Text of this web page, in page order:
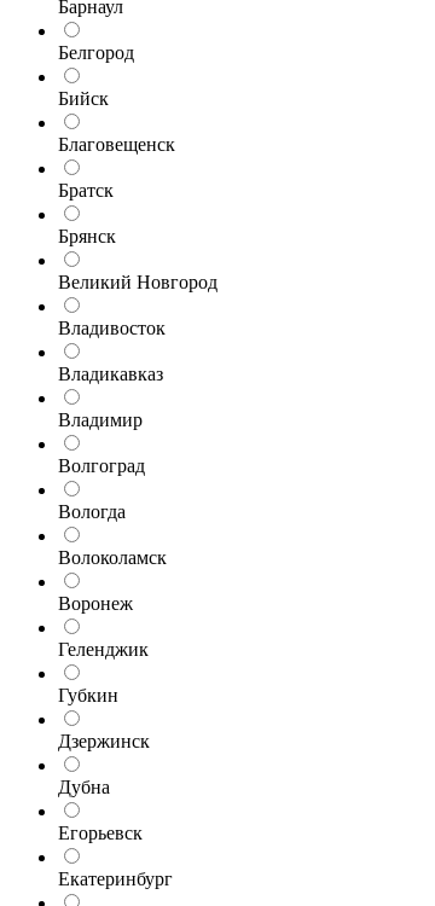
Барнаул
Белгород
Бийск
Благовещенск
Братск
Брянск
Великий Новгород
Владивосток
Владикавказ
Владимир
Волгоград
Вологда
Волоколамск
Воронеж
Геленджик
Губкин
Дзержинск
Дубна
Егорьевск
Екатеринбург